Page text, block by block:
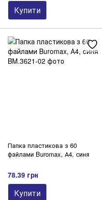
Купити
Папка пластикова з 60
файлами Buromax, А4, синя
78.39 грн
Купити